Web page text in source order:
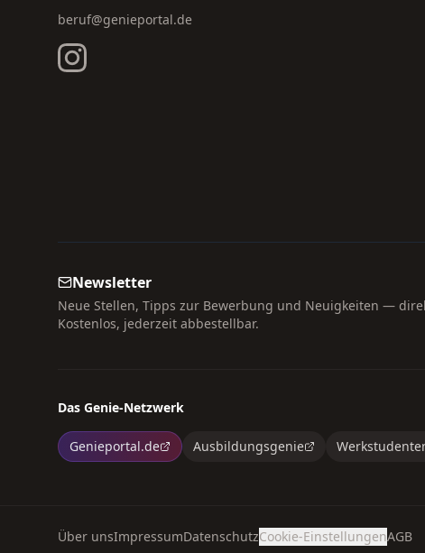
beruf@genieportal.de
Newsletter
Neue Stellen, Tipps zur Bewerbung und Neuigkeiten —
Kostenlos, jederzeit abbestellbar.
Das Genie-Netzwerk
Genieportal.de Ausbildungsgenie
Über unsImpressumDatenschutzCookie-EinstellungenAGB